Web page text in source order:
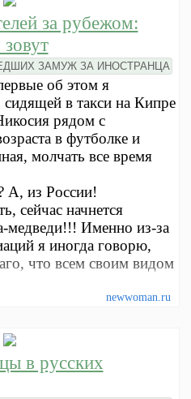
за рубежом:
ЗАМУЖ ЗА ИНОСТРАНЦА
об этом я
сидящей в такси на Кипре
рядом с
в футболке и
молчать все время
А, из России!
сейчас начнется
медведи!!! Именно из-за
я иногда говорю,
что всем своим видом
newwoman.ru
в русских